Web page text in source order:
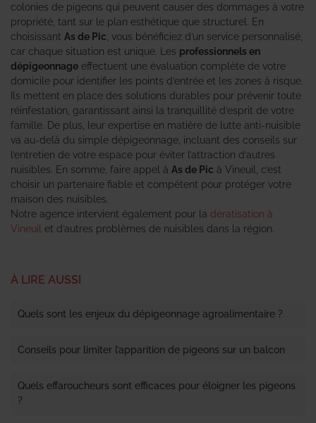
colonies de pigeons qui peuvent causer des dommages à votre
propriété, tant sur le plan esthétique que structurel. En
choisissant As de Pic , vous bénéficiez d’un service personnalisé,
car chaque situation est unique. Les professionnels en
dépigeonnage effectuent une évaluation complète de votre
domicile pour identifier les points d’entrée et les zones à risque.
Ils mettent en place des solutions durables pour prévenir toute
réinfestation, garantissant ainsi la tranquillité d’esprit de votre
famille. De plus, leur expertise en matière de lutte anti-nuisible
va au-delà du simple dépigeonnage, incluant des conseils sur
l’entretien de votre espace pour éviter l’attraction d’autres
nuisibles. En somme, faire appel à As de Pic à Vineuil, c’est
choisir un partenaire fiable et compétent pour protéger votre
maison des nuisibles.
Notre agence intervient également pour la dératisation à
Vineuil
et d’autres problèmes de nuisibles dans la région.
À LIRE AUSSI
Quels sont les enjeux du dépigeonnage agroalimentaire ?
Conseils pour limiter l’apparition de pigeons sur un balcon
Quels effaroucheurs sont efficaces pour éloigner les pigeons
?